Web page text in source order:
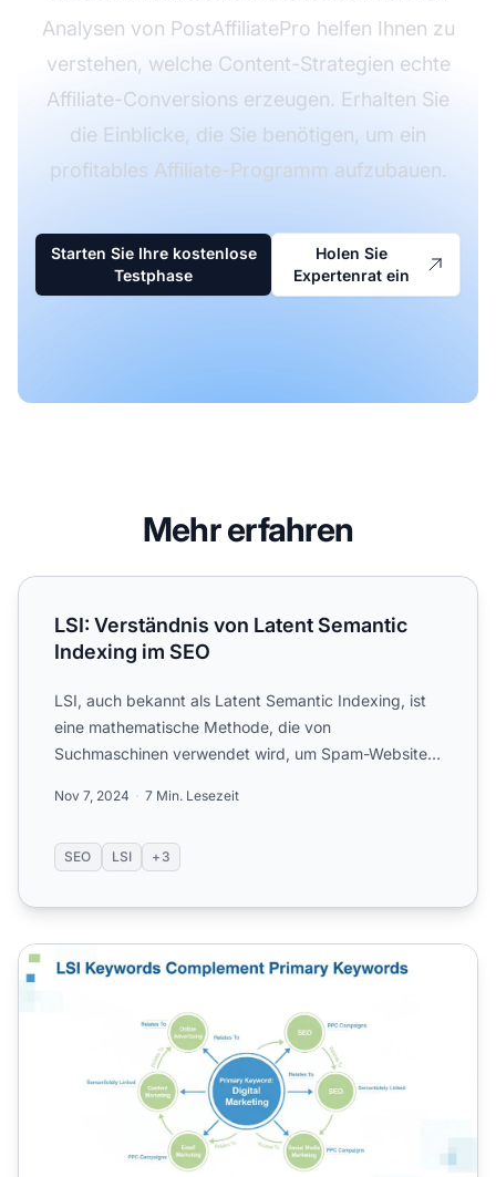
Analysen von PostAffiliatePro helfen Ihnen zu
verstehen, welche Content-Strategien echte
Affiliate-Conversions erzeugen. Erhalten Sie
die Einblicke, die Sie benötigen, um ein
profitables Affiliate-Programm aufzubauen.
Starten Sie Ihre kostenlose
Testphase
Holen Sie
Expertenrat ein
Mehr erfahren
LSI: Verständnis von Latent Semantic Indexing im SEO
LSI: Verständnis von Latent Semantic
Indexing im SEO
LSI, auch bekannt als Latent Semantic Indexing, ist
eine mathematische Methode, die von
Suchmaschinen verwendet wird, um Spam-Websites
Nov 7, 2024 7 Min. Lesezeit
SEO LSI +3
Können LSI-Keywords Haupt-Keywords in meiner SEO-